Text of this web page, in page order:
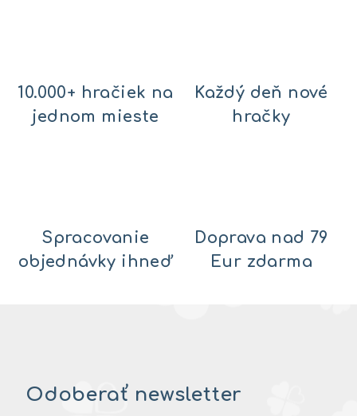
10.000+ hračiek na
jednom mieste
Každý deň nové
hračky
Spracovanie
objednávky ihneď
Doprava nad 79
Eur zdarma
Odoberať newsletter